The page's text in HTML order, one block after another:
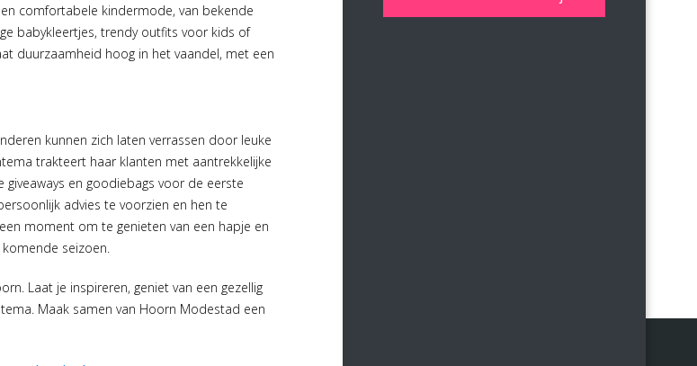
comfortabele kindermode, van bekende
babykleertjes, trendy outfits voor kids of
duurzaamheid hoog in het vaandel, met een
kunnen zich laten verrassen door leuke
trakteert haar klanten met aantrekkelijke
en goodiebags voor de eerste
advies te voorzien en hen te
moment om te genieten van een hapje en
seizoen.
Laat je inspireren, geniet van een gezellig
Maak samen van Hoorn Modestad een